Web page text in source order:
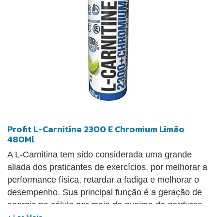
Profit L-Carnitine 2300 E Chromium Limão
480Ml
A L-Carnitina tem sido considerada uma grande
aliada dos praticantes de exercícios, por melhorar a
performance física, retardar a fadiga e melhorar o
desempenho. Sua principal função é a geração de
energia na célula por meio da queima de gorduras.